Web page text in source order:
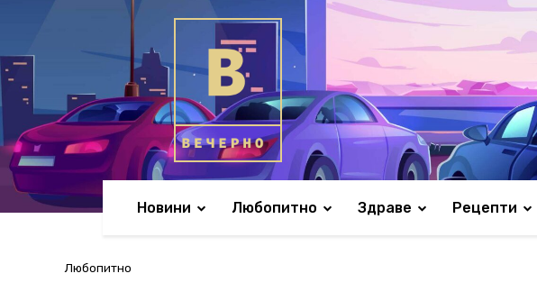
Новини Любопитно Здраве Рецепти
Любопитно